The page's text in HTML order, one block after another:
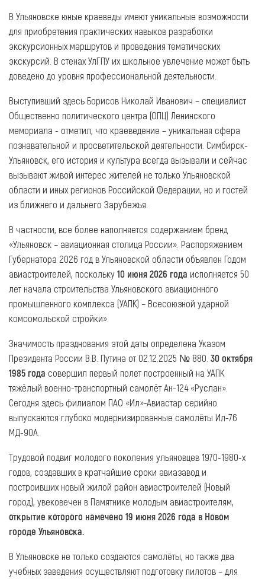
В Ульяновске юные краеведы имеют уникальные возможности
для приобретения практических навыков разработки
экскурсионных маршрутов и проведения тематических
экскурсий. В стенах УлГПУ их школьное увлечение может быть
доведено до уровня профессиональной деятельности.
Выступивший здесь Борисов Николай Иванович – специалист
Общественно политического центра (ОПЦ) Ленинского
мемориала - отметил, что краеведение – уникальная сфера
познавательной и просветительской деятельности. Симбирск-
Ульяновск, его история и культура всегда вызывали и сейчас
вызывают живой интерес жителей не только Ульяновской
области и иных регионов Российской Федерации, но и гостей
из ближнего и дальнего Зарубежья.
В частности, все более наполняется содержанием бренд
«Ульяновск – авиационная столица России». Распоряжением
Губернатора 2026 год в Ульяновской области объявлен Годом
авиастроителей, поскольку 10 июня 2026 года исполняется 50
лет начала строительства Ульяновского авиационного
промышленного комплекса (УАПК) – Всесоюзной ударной
комсомольской стройки».
Значимость празднования этой даты определена Указом
Президента России В.В. Путина от 02.12.2025 № 880. 30 октября
1985 года совершил первый полет построенный на УАПК
тяжёлый военно-транспортный самолёт Ан-124 «Руслан».
Сегодня здесь филиалом ПАО «Ил»-Авиастар серийно
выпускаются глубоко модернизированные самолёты Ил-76
МД-90А.
Трудовой подвиг молодого поколения ульяновцев 1970-1980-х
годов, создавших в кратчайшие сроки авиазавод и
построивших новый жилой район авиастроителей (Новый
город), увековечен в Памятнике молодым авиастроителям,
открытие которого намечено 19 июня 2026 года в Новом
городе Ульяновска.
В Ульяновске не только создаются самолёты, но также два
учебных заведения осуществляют подготовку пилотов – для